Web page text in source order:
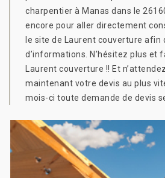
charpentier à Manas dans le
encore pour aller directement
le site de Laurent couverture afin
d’informations. N’hésitez plus et
Laurent couverture !! Et
maintenant votre devis au plus
mois-ci toute demande de devis